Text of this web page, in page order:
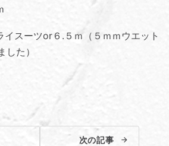
スーツor６.５ｍ（５ｍｍウエット
た）
次の記事